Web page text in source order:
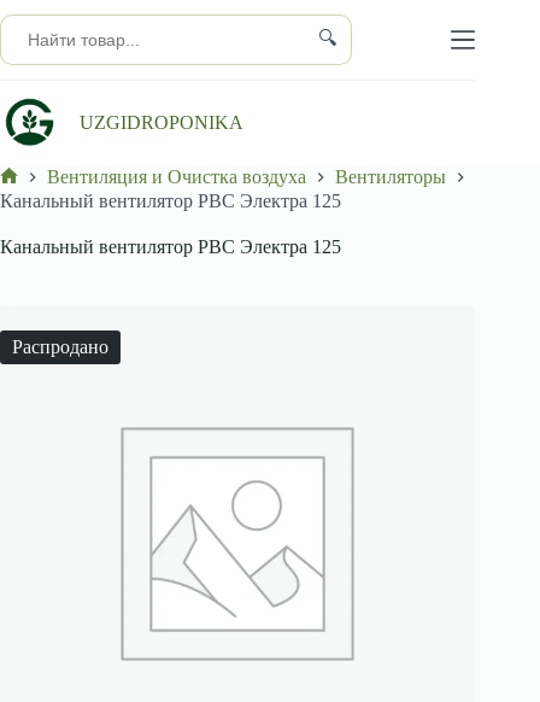
к
сути
🔍
UZGIDROPONIKA
Главная
Вентиляция и Очистка воздуха
Вентиляторы
Канальный вентилятор РВС Электра 125
Канальный вентилятор РВС Электра 125
Распродано